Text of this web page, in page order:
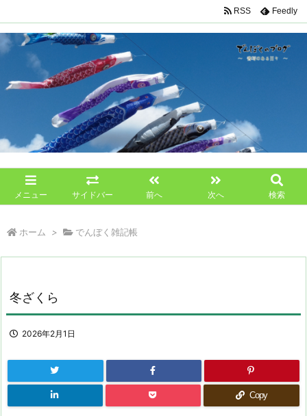
メニュー サイドバー 前へ 次へ 検索
RSS Feedly
ホーム > でんぼく雑記帳
冬ざくら
2026年2月1日
Copy